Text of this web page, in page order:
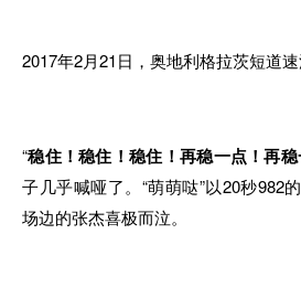
2017年2月21日，奥地利格拉茨短道速
“稳住！稳住！稳住！再稳一点！再稳
子几乎喊哑了。“萌萌哒”以20秒982
场边的张杰喜极而泣。